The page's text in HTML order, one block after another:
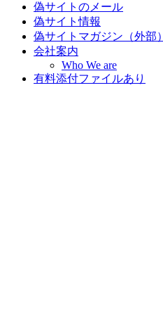
偽サイトのメール
偽サイト情報
偽サイトマガジン（外部）
会社案内
Who We are
有料添付ファイルあり